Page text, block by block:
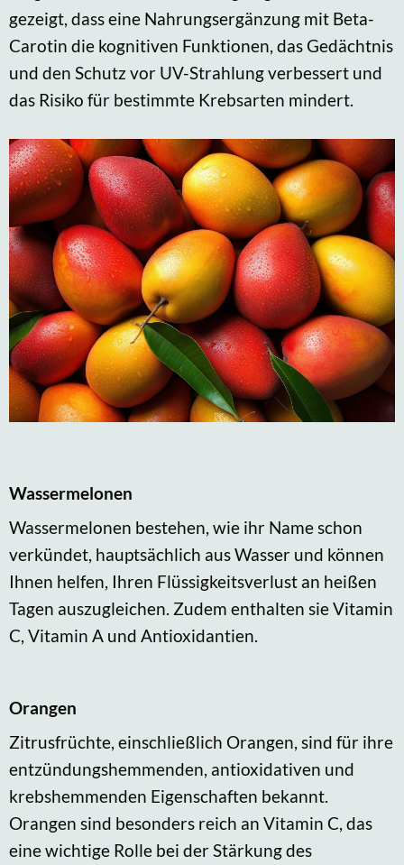
gezeigt, dass eine Nahrungsergänzung mit Beta-
Carotin die kognitiven Funktionen, das Gedächtnis
und den Schutz vor UV-Strahlung verbessert und
das Risiko für bestimmte Krebsarten mindert.
Wassermelonen
Wassermelonen bestehen, wie ihr Name schon
verkündet, hauptsächlich aus Wasser und können
Ihnen helfen, Ihren Flüssigkeitsverlust an heißen
Tagen auszugleichen. Zudem enthalten sie Vitamin
C, Vitamin A und Antioxidantien.
Orangen
Zitrusfrüchte, einschließlich Orangen, sind für ihre
entzündungshemmenden, antioxidativen und
krebshemmenden Eigenschaften bekannt.
Orangen sind besonders reich an Vitamin C, das
eine wichtige Rolle bei der Stärkung des